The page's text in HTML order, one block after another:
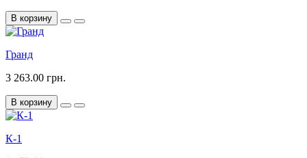
В корзину
Гранд
3 263.00 грн.
В корзину
К-1